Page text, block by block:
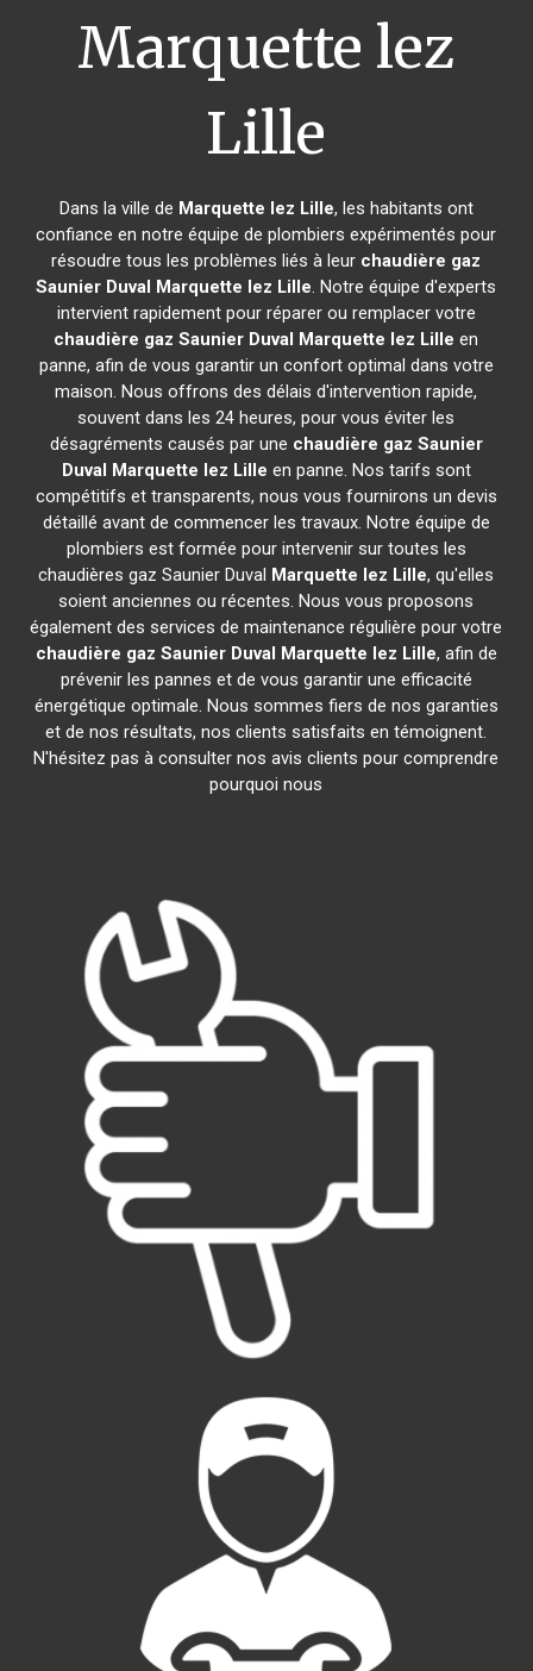
Marquette lez
Lille
Dans la ville de Marquette lez Lille, les habitants ont
confiance en notre équipe de plombiers expérimentés pour
résoudre tous les problèmes liés à leur chaudière gaz
Saunier Duval Marquette lez Lille. Notre équipe d'experts
intervient rapidement pour réparer ou remplacer votre
chaudière gaz Saunier Duval Marquette lez Lille en
panne, afin de vous garantir un confort optimal dans votre
maison. Nous offrons des délais d'intervention rapide,
souvent dans les 24 heures, pour vous éviter les
désagréments causés par une chaudière gaz Saunier
Duval Marquette lez Lille en panne. Nos tarifs sont
compétitifs et transparents, nous vous fournirons un devis
détaillé avant de commencer les travaux. Notre équipe de
plombiers est formée pour intervenir sur toutes les
chaudières gaz Saunier Duval Marquette lez Lille, qu'elles
soient anciennes ou récentes. Nous vous proposons
également des services de maintenance régulière pour votre
chaudière gaz Saunier Duval Marquette lez Lille, afin de
prévenir les pannes et de vous garantir une efficacité
énergétique optimale. Nous sommes fiers de nos garanties
et de nos résultats, nos clients satisfaits en témoignent.
N'hésitez pas à consulter nos avis clients pour comprendre
pourquoi nous